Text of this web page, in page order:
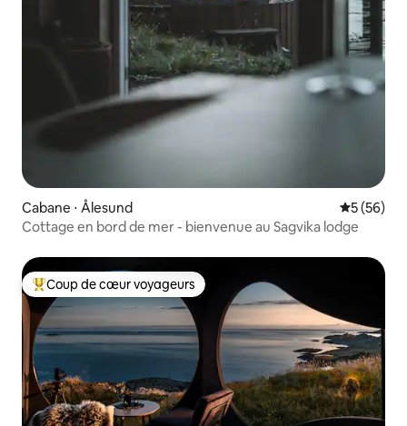
Cabane ⋅ Ålesund
5 (56)
Cottage en bord de mer - bienvenue au Sagvika lodge
Coups de cœur voyageurs les plus appréciés
Coup de cœur voyageurs